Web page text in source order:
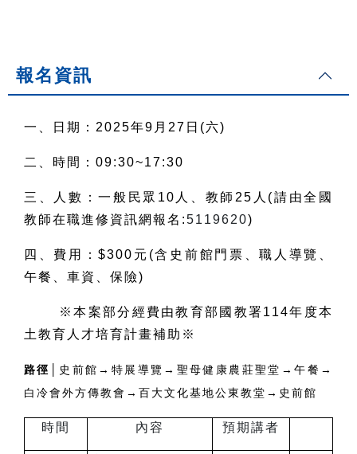
報名資訊
一、日期：2025年9月27日(六)
二、時間：09:30~17:30
三、人數：一般民眾10人、教師25人(請由全國
教師在職進修資訊網報名:5119620)
四、費用：$300元(含史前館門票、職人導覽、
午餐、車資、保險)
※本案部分經費由教育部國教署114年度本
土教育人才培育計畫補助※
路徑│
史前館→特展導覽→聖母健康農莊聖堂→午餐→
白冷會外方傳教會→百大文化基地公東教堂→史前館
時間 內容 預期講者